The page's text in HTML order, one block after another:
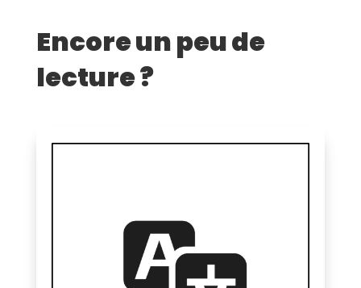
Encore un peu de
lecture ?